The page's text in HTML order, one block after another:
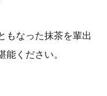
もなった抹茶を輩出
能ください。